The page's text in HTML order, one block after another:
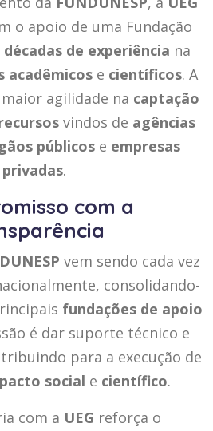
o apoio de uma Fundação
de experiência na
acadêmicose científicos. A
agilidade na captação
vindos de agências
públicos e empresas
privadas.
com a
vem sendo cada vez
consolidando-
fundações de apoio
é dar suporte técnico e
para a execução de
social e científico.
com a UEG reforça o